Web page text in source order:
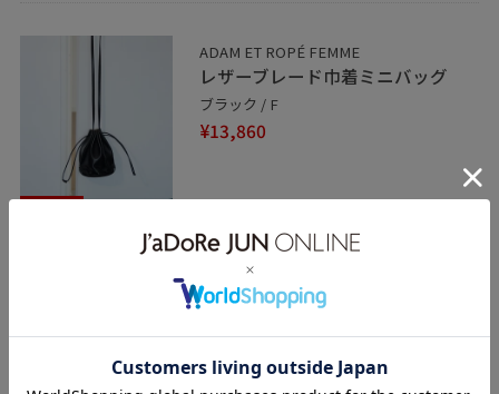
ADAM ET ROPÉ FEMME
レザーブレード巾着ミニバッグ
ブラック / F
¥13,860
デートコーデ お出かけコーデ 旅行コーデ